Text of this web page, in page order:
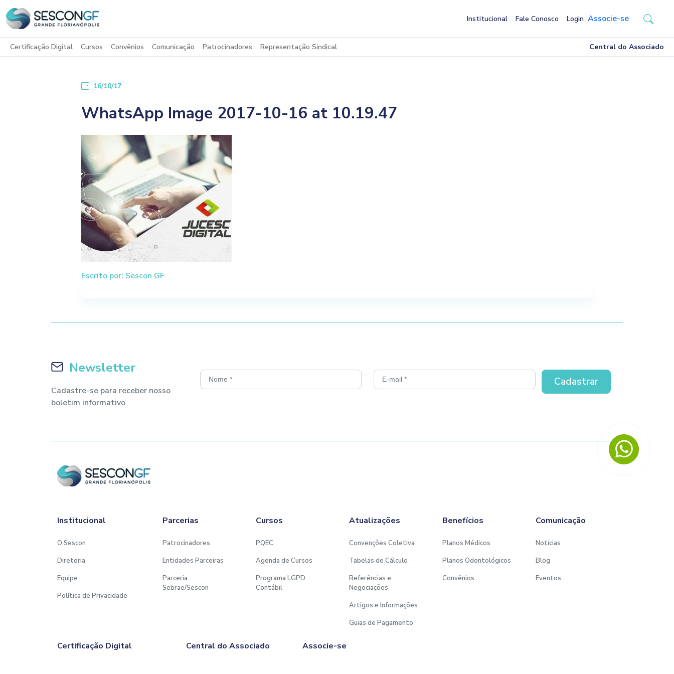
Institucional Fale Conosco Login Associe-se
Certificação Digital Cursos Convênios Comunicação Patrocinadores Representação Sindical Central do Associado
16/10/17
WhatsApp Image 2017-10-16 at 10.19.47
Escrito por: Sescon GF
Newsletter
Cadastre-se para receber nosso
boletim informativo
Institucional
O Sescon
Diretoria
Equipe
Política de Privacidade
Parcerias
Patrocinadores
Entidades Parceiras
Parceria
Sebrae/Sescon
Cursos
PQEC
Agenda de Cursos
Programa LGPD
Contábil
Atualizações
Convenções Coletiva
Tabelas de Cálculo
Referências e
Negociações
Artigos e Informações
Guias de Pagamento
Benefícios
Planos Médicos
Planos Odontológicos
Convênios
Comunicação
Notícias
Blog
Eventos
Certificação Digital Central do Associado Associe-se